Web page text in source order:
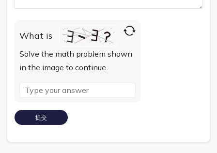
What is
Solve the math problem shown
in the image to continue.